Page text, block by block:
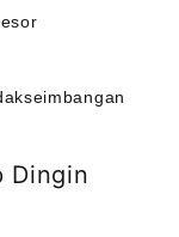
Dingin